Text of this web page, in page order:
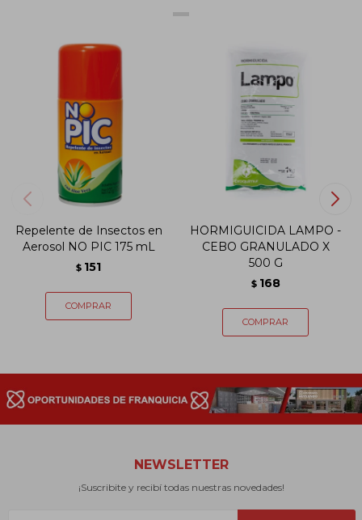
Repelente de Insectos en
Aerosol NO PIC 175 mL
$ 151
HORMIGUICIDA LAMPO -
CEBO GRANULADO X
500 G
$ 168
NEWSLETTER
¡Suscribite y recibí todas nuestras novedades!